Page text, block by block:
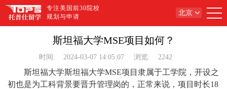
专注美国前30院校
规划与申请
北京
斯坦福大学MSE项目如何？
时间: 2024-03-07 14:05:07 浏览: 2242
斯坦福大学斯坦福大学MSE项目隶属于工学院，开设之
初也是为工科背景要晋升管理岗的，正常来说，项目时长18